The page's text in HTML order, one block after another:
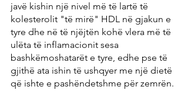
javë kishin një nivel më të lartë të
kolesterolit "të mirë" HDL në gjakun e
tyre dhe në të njëjtën kohë vlera më të
ulëta të inflamacionit sesa
bashkëmoshatarët e tyre, edhe pse të
gjithë ata ishin të ushqyer me një dietë
që ishte e pashëndetshme për zemrën.